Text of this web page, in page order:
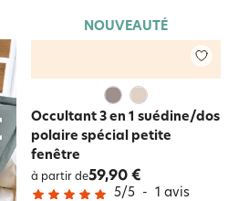
NOUVEAUTÉ
Occultant 3 en 1 suédine/dos
polaire spécial petite
fenêtre
à partir de59,90 €
5/5 - 1 avis